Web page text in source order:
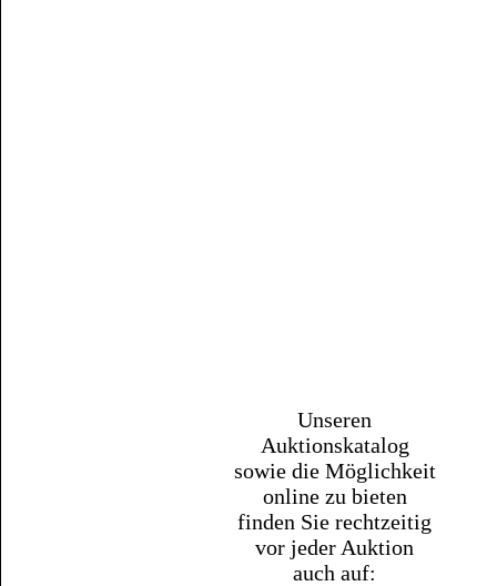
Unseren
Auktionskatalog
sowie die Möglichkeit
online zu bieten
finden Sie rechtzeitig
vor jeder Auktion
auch auf: